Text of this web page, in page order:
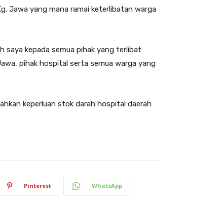
Jawa yang mana ramai keterlibatan warga
saya kepada semua pihak yang terlibat
pihak hospital serta semua warga yang
keperluan stok darah hospital daerah
Pinterest WhatsApp